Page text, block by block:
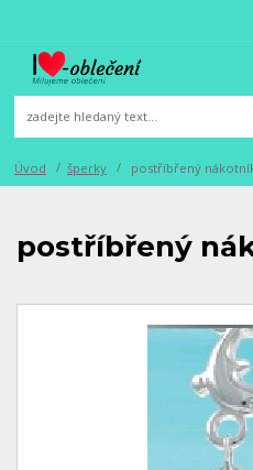
Úvod šperky postříbřený
postříbřený